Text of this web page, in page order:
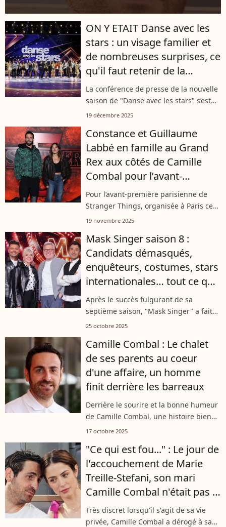
ON Y ETAIT Danse avec les
stars : un visage familier et
de nombreuses surprises, ce
qu'il faut retenir de la
conférence de presse de
l'émission
La conférence de presse de la nouvelle
saison de "Danse avec les stars" s’est
déroulée ce jeudi 18 décembre. Au
informations importantes, mais...
19 décembre 2025
Constance et Guillaume
Labbé en famille au Grand
Rex aux côtés de Camille
Combal pour l’avant-
première de Stranger Things
Pour l’avant‑première parisienne de
Stranger Things, organisée à Paris ce
mardi 18 novembre, Constance Labbé
Guillaume au Grand Rex, et ils étaient...
19 novembre 2025
Mask Singer saison 8 :
Candidats démasqués,
enquêteurs, costumes, stars
internationales… tout ce qu’il
faut savoir
Après le succès fulgurant de sa
septième saison, "Mask Singer" a fait
son grand retour sur TF1 pour une
Camille Combal a repris les rênes de ce
jeu...
25 octobre 2025
Camille Combal : Le chalet
de ses parents au coeur
d'une affaire, un homme
finit derrière les barreaux
Derrière le sourire et la bonne humeur
de Camille Combal, une histoire bien
plus trouble s’est récemment jouée
parents, lieu cher à l’animateur – qui...
17 octobre 2025
"Ce qui est fou..." : Le jour de
l'accouchement de Marie
Treille-Stefani, son mari
Camille Combal n'était pas la
seule star présente
Très discret lorsqu'il s'agit de sa vie
privée, Camille Combal a dérogé à sa